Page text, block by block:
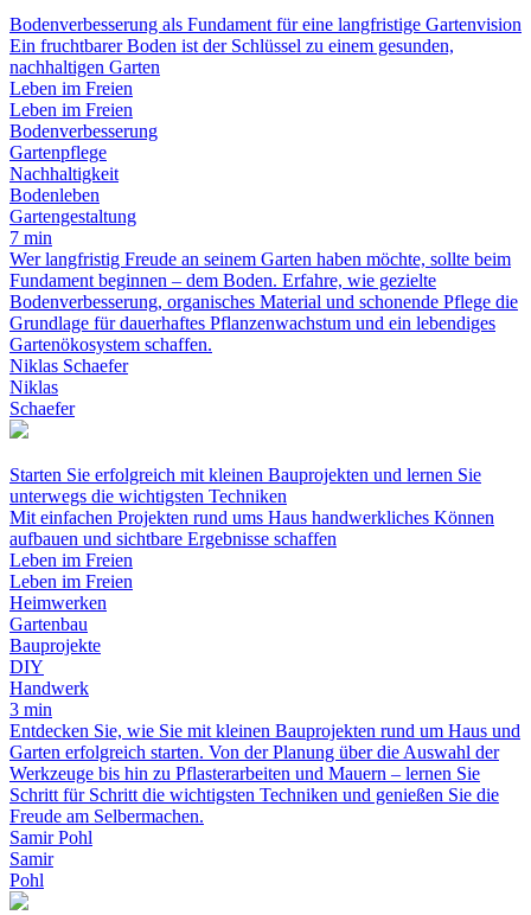
Bodenverbesserung als Fundament für eine langfristige Gartenvision
Ein fruchtbarer Boden ist der Schlüssel zu einem gesunden,
nachhaltigen Garten
Leben im Freien
Leben im Freien
Bodenverbesserung
Gartenpflege
Nachhaltigkeit
Bodenleben
Gartengestaltung
7 min
Wer langfristig Freude an seinem Garten haben möchte, sollte beim
Fundament beginnen – dem Boden. Erfahre, wie gezielte
Bodenverbesserung, organisches Material und schonende Pflege die
Grundlage für dauerhaftes Pflanzenwachstum und ein lebendiges
Gartenökosystem schaffen.
Niklas Schaefer
Niklas
Schaefer
Starten Sie erfolgreich mit kleinen Bauprojekten und lernen Sie
unterwegs die wichtigsten Techniken
Mit einfachen Projekten rund ums Haus handwerkliches Können
aufbauen und sichtbare Ergebnisse schaffen
Leben im Freien
Leben im Freien
Heimwerken
Gartenbau
Bauprojekte
DIY
Handwerk
3 min
Entdecken Sie, wie Sie mit kleinen Bauprojekten rund um Haus und
Garten erfolgreich starten. Von der Planung über die Auswahl der
Werkzeuge bis hin zu Pflasterarbeiten und Mauern – lernen Sie
Schritt für Schritt die wichtigsten Techniken und genießen Sie die
Freude am Selbermachen.
Samir Pohl
Samir
Pohl